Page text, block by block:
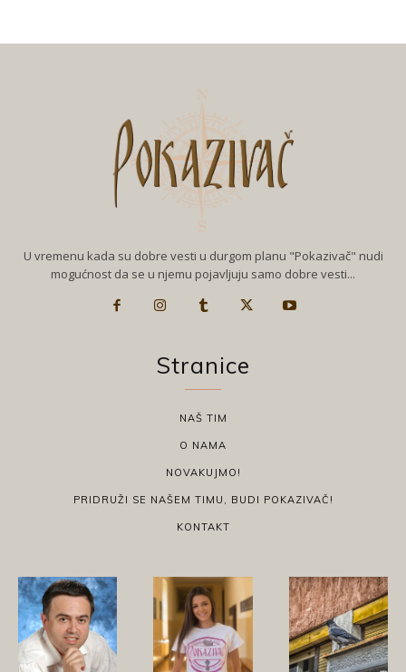
U vremenu kada su dobre vesti u durgom planu "Pokazivač" nudi
mogućnost da se u njemu pojavljuju samo dobre vesti...
Stranice
NAŠ TIM
O NAMA
NOVAKUJMO!
PRIDRUŽI SE NAŠEM TIMU, BUDI POKAZIVAČ!
KONTAKT